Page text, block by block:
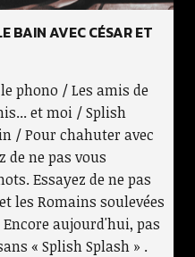
BAIN AVEC CÉSAR ET
phono / Les amis de
et moi / Splish
/ Pour chahuter avec
de ne pas vous
Essayez de ne pas
les Romains soulevées
aujourd'hui, pas
« Splish Splash » .